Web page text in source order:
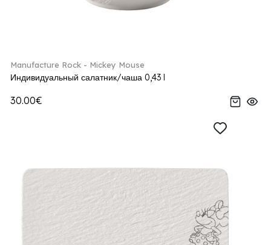
Manufacture Rock - Mickey Mouse
Индивидуальный салатник/чаша 0,43 l
30.00€